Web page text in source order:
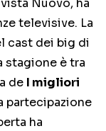
Nuovo, ha
televisive. La
cast dei big di
stagione è tra
de I migliori
partecipazione
ha